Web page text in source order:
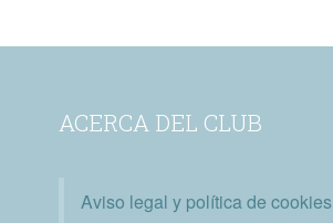
ACERCA DEL CLUB
Aviso legal y política de cookies